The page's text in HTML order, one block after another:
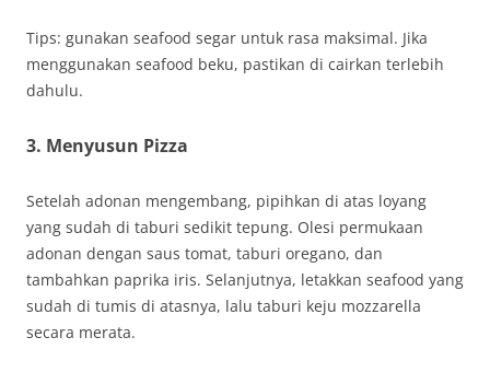
Tips: gunakan seafood segar untuk rasa maksimal. Jika
menggunakan seafood beku, pastikan di cairkan terlebih
dahulu.
3. Menyusun Pizza
Setelah adonan mengembang, pipihkan di atas loyang
yang sudah di taburi sedikit tepung. Olesi permukaan
adonan dengan saus tomat, taburi oregano, dan
tambahkan paprika iris. Selanjutnya, letakkan seafood yang
sudah di tumis di atasnya, lalu taburi keju mozzarella
secara merata.